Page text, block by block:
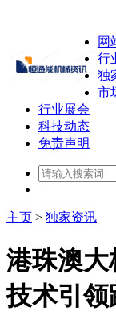
网
行
独
市
行业展会
科技动态
免责声明
主页 > 独家资讯
港珠澳
技术引领